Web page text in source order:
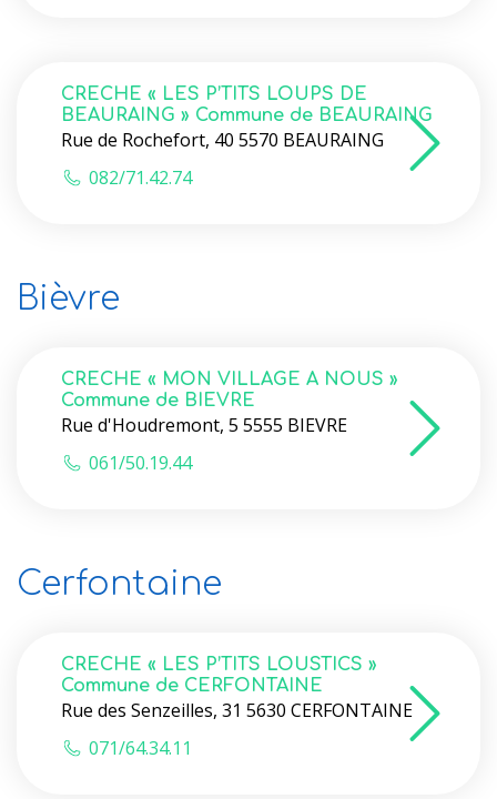
CRECHE « LES P’TITS LOUPS DE
BEAURAING » Commune de BEAURAING
Rue de Rochefort, 40 5570 BEAURAING
082/71.42.74
Bièvre
CRECHE « MON VILLAGE A NOUS »
Commune de BIEVRE
Rue d'Houdremont, 5 5555 BIEVRE
061/50.19.44
Cerfontaine
CRECHE « LES P’TITS LOUSTICS »
Commune de CERFONTAINE
Rue des Senzeilles, 31 5630 CERFONTAINE
071/64.34.11